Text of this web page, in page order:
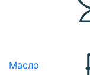
Масло